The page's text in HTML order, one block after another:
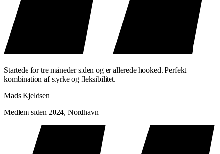
Startede for tre måneder siden og er allerede hooked. Perfekt
kombination af styrke og fleksibilitet.
Mads Kjeldsen
Medlem siden 2024, Nordhavn